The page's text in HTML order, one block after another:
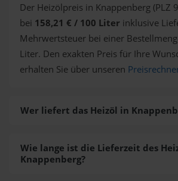
Der Heizölpreis in Knappenberg (PLZ
bei 158,21 € / 100 Liter inklusive
Mehrwertsteuer bei einer
Liter. Den exakten Preis für Ihre
erhalten Sie über unseren
Wer liefert das Heizöl in
Wie lange ist die Lieferzeit des
Knappenberg?